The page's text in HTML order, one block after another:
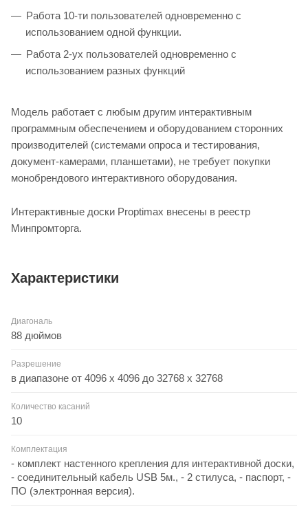
Работа 10-ти пользователей одновременно с
использованием одной функции.
Работа 2-ух пользователей одновременно с
использованием разных функций
Модель работает с любым другим интерактивным
программным обеспечением и оборудованием сторонних
производителей (системами опроса и тестирования,
документ-камерами, планшетами), не требует покупки
монобрендового интерактивного оборудования.
Интерактивные доски Proptimax внесены в реестр
Минпромторга.
Характеристики
Диагональ
88 дюймов
Разрешение
в диапазоне от 4096 х 4096 до 32768 х 32768
Количество касаний
10
Комплектация
- комплект настенного крепления для интерактивной доски,
- соединительный кабель USB 5м., - 2 стилуса, - паспорт, -
ПО (электронная версия).